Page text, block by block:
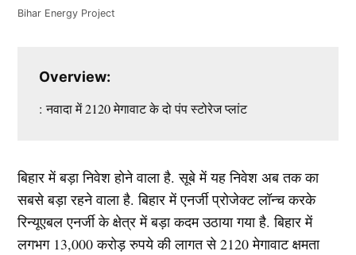
Bihar Energy Project
Overview:
: नवादा में 2120 मेगावाट के दो पंप स्टोरेज प्लांट
बिहार में बड़ा निवेश होने वाला है. सूबे में यह निवेश अब तक का
सबसे बड़ा रहने वाला है. बिहार में एनर्जी प्रोजेक्ट लॉन्च करके
रिन्यूएबल एनर्जी के क्षेत्र में बड़ा कदम उठाया गया है. बिहार में
लगभग 13,000 करोड़ रुपये की लागत से 2120 मेगावाट क्षमता